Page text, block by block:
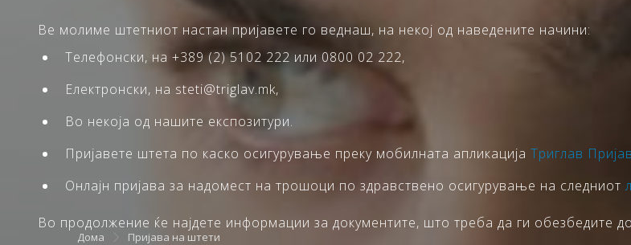
Ве молиме штетниот настан пријавете го веднаш, на некој од наведените начини:
Телефонски, на +389 (2) 5102 222 или 0800 02 222,
Електронски, на steti@triglav.mk,
Во некоја од нашите експозитури.
Пријавете штета по каско осигурување преку мобилната апликација Триглав
Онлајн пријава за надомест на трошоци по здравствено осигурување на следниот
Во продолжение ќе најдете информации за документите, што треба да ги обезбедите
Дома Пријава на штети